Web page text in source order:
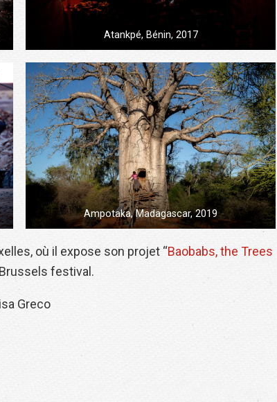
Atankpé, Bénin, 2017
Ampotaka, Madagascar, 2019
où il expose son projet “Baobabs, the Trees
festival.
Greco